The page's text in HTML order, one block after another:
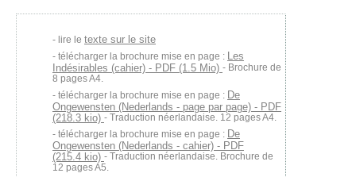
lire le texte sur le site
télécharger la brochure mise en page : Les
Indésirables (cahier) - PDF (1.5 Mio) - Brochure de
8 pages A4.
télécharger la brochure mise en page : De
Ongewensten (Nederlands - page par page) - PDF
(218.3 kio) - Traduction néerlandaise. 12 pages A4.
télécharger la brochure mise en page : De
Ongewensten (Nederlands - cahier) - PDF
(215.4 kio) - Traduction néerlandaise. Brochure de
12 pages A5.